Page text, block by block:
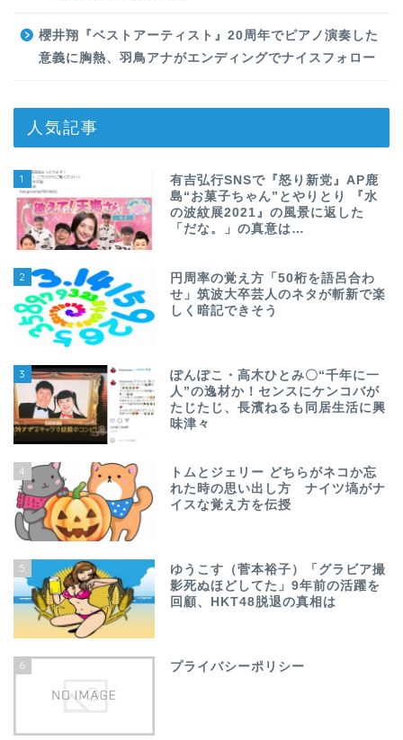
櫻井翔『ベストアーティスト』20周年でピアノ演奏した
意義に胸熱、羽鳥アナがエンディングでナイスフォロー
人気記事
1
有吉弘行SNSで『怒り新党』AP鹿
島“お菓子ちゃん”とやりとり 『水
の波紋展2021』の風景に返した
「だな。」の真意は…
2
円周率の覚え方「50桁を語呂合わ
せ」筑波大卒芸人のネタが斬新で楽
しく暗記できそう
3
ぽんぽこ・高木ひとみ〇“千年に一
人”の逸材か！センスにケンコバが
たじたじ、長濱ねるも同居生活に興
味津々
4
トムとジェリー どちらがネコか忘
れた時の思い出し方 ナイツ塙がナ
イスな覚え方を伝授
5
ゆうこす（菅本裕子）「グラビア撮
影死ぬほどしてた」9年前の活躍を
回顧、HKT48脱退の真相は
6 プライバシーポリシー